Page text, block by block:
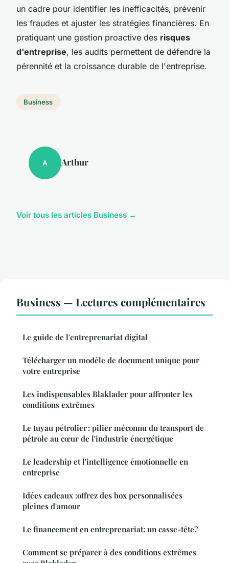
un cadre pour identifier les inefficacités, prévenir
les fraudes et ajuster les stratégies financières. En
pratiquant une gestion proactive des risques
d'entreprise, les audits permettent de défendre la
pérennité et la croissance durable de l'entreprise.
Business
A Arthur
Voir tous les articles Business →
Business — Lectures complémentaires
Le guide de l'entreprenariat digital
Télécharger un modèle de document unique pour
votre entreprise
Les indispensables Blaklader pour affronter les
conditions extrêmes
Le tuyau pétrolier : pilier méconnu du transport de
pétrole au cœur de l'industrie énergétique
Le leadership et l'intelligence émotionnelle en
entreprise
Idées cadeaux :offrez des box personnalisées
pleines d'amour
Le financement en entreprenariat: un casse-tête?
Comment se préparer à des conditions extrêmes